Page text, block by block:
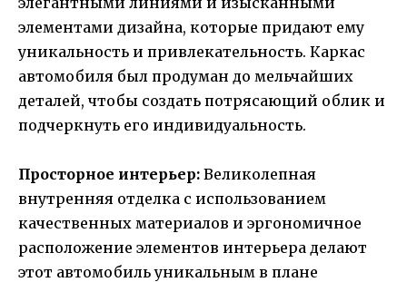
элементами дизайна, которые придают ему
уникальность и привлекательность. Каркас
автомобиля был продуман до мельчайших
деталей, чтобы создать потрясающий облик и
подчеркнуть его индивидуальность.
Просторное интерьер: Великолепная
внутренняя отделка с использованием
качественных материалов и эргономичное
расположение элементов интерьера делают
этот автомобиль уникальным в плане